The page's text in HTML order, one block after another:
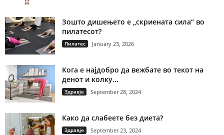
Зошто дишењето е „скриената сила“ во
пилатесот?
Пилатес January 23, 2026
Кога е најдобро да вежбате во текот на
денот и колку...
Здравје September 28, 2024
Како да слабеете без диета?
Здравје September 23, 2024